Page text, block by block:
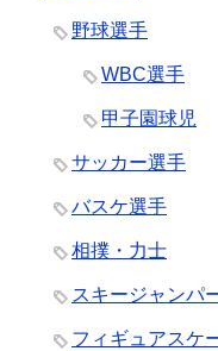
野球選手
WBC選手
甲子園球児
サッカー選手
バスケ選手
相撲・力士
スキージャンパ
フィギュアスケ